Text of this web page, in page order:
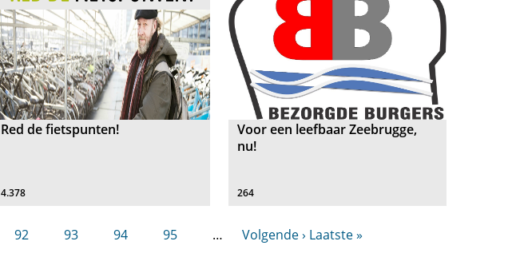
Red de fietspunten!
4.378
Voor een leefbaar Zeebrugge,
nu!
264
92 93 94 95 … Volgende › Laatste »